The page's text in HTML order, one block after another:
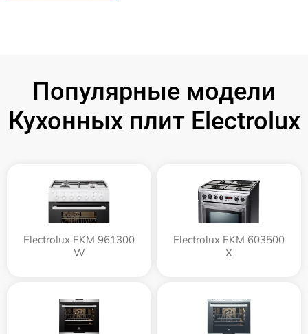
Популярные модели
Кухонных плит Electrolux
Electrolux EKM 961300
W
Electrolux EKM 603500
X